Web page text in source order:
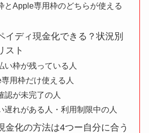
とApple専用枠のどちらが使える
イディ現金化できる？状況別
スト
い枠が残っている人
用枠だけ使える人
認が未完了の人
遅れがある人・利用制限中の人
金化の方法は4つー自分に合う